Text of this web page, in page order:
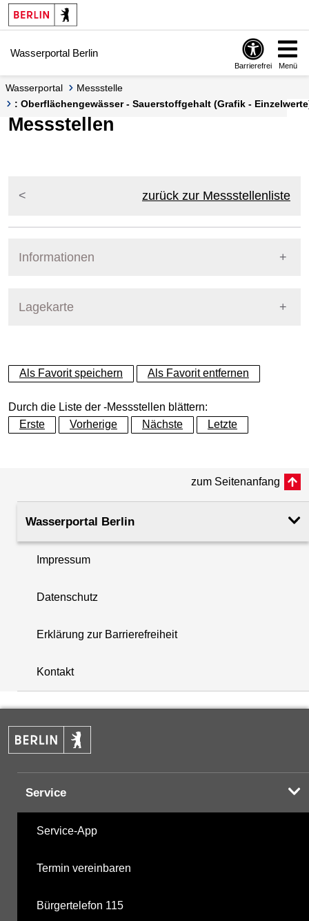
Springe zur Navigation
Springe zum Inhalt
Wasserportal Berlin
Barrierefrei Menü
Wasserportal
Messstelle
: Oberflächengewässer - Sauerstoffgehalt (Grafik -
Messstellen
zurück zur Messstellenliste
Informationen
Lagekarte
+
−
+
−
Als Favorit speichern Als Favorit entfernen
Durch die Liste der -Messstellen blättern:
Erste
Vorherige Nächste Letzte
zum Seitenanfang
Wasserportal Berlin
Impressum
Datenschutz
Erklärung zur Barrierefreiheit
Kontakt
Service
Service-App
Termin vereinbaren
Bürgertelefon 115